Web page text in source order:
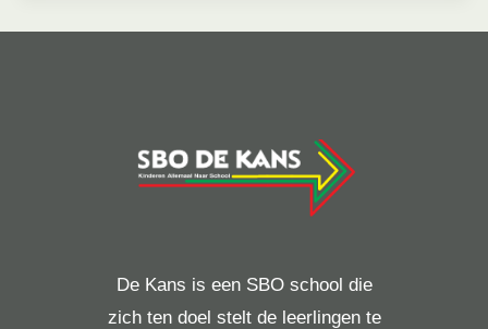
De Kans is een SBO school die
zich ten doel stelt de leerlingen te